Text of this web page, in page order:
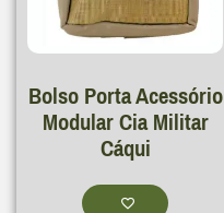
Bolso Porta Acessório
Modular Cia Militar
Cáqui